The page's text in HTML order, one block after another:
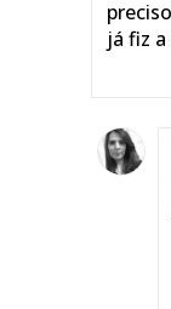
já fiz